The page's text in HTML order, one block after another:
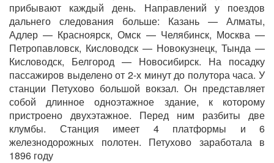
прибывают каждый день. Направлений у поездов
дальнего следования больше: Казань — Алматы,
Адлер — Красноярск, Омск — Челябинск, Москва —
Петропавловск, Кисловодск — Новокузнецк, Тында —
Кисловодск, Белгород — Новосибирск. На посадку
пассажиров выделено от 2-х минут до полутора часа. У
станции Петухово большой вокзал. Он представляет
собой длинное одноэтажное здание, к которому
пристроено двухэтажное. Перед ним разбиты две
клумбы. Станция имеет 4 платформы и 6
железнодорожных полотен. Петухово заработала в
1896 году